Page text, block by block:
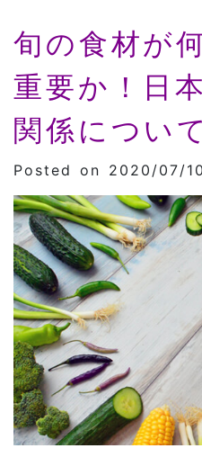
旬の食材が
重要か！日
関係について
Posted on 2020/07/10